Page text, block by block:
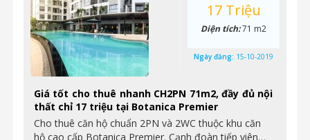
Giá tốt cho thuê nhanh CH2PN 71m2, đầy đủ nội
thất chỉ 17 triệu tại Botanica Premier
Cho thuê căn hộ chuẩn 2PN và 2WC thuộc khu căn
hộ cao cấp Botanica Premier. Cạnh đoàn tiếp viên…
17 Triệu
Diện tích:71 m2
Ngày đăng: 15-10-2019